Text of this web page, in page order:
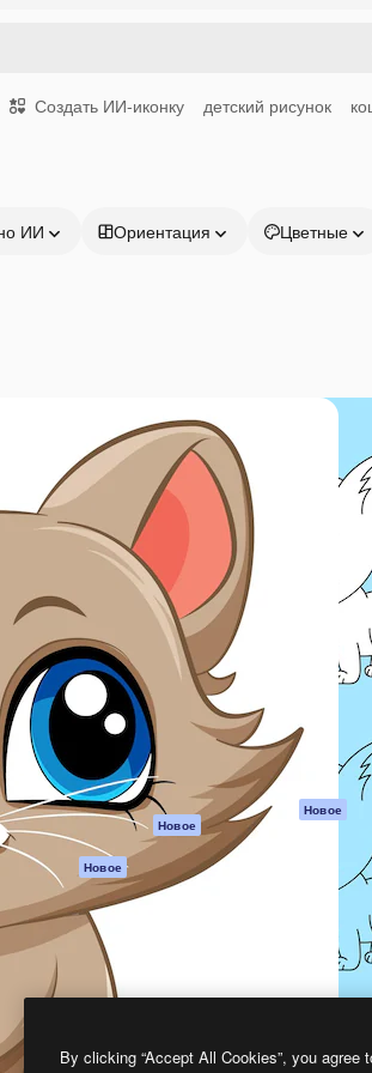
Создать ИИ-иконку детский рисунок
ИИ Ориентация Цветные
Продукция
ИИ-помощник
Генератор
изображений ИИ
Генератор видео
ИИ
Генератор голоса
на основе ИИ
Стоковый контент
MCP для
Claude/ChatGPT
Новое
Агенты Новое
API
Мобильное
приложение
Все инструменты
Magnific
Начать
Academy
Документация по
Пакету ИИ
Служба
поддержки
Условия и
положения
Политика
конфиденциальности
Оригиналы
Новое
Политика файлов
cookie
By clicking “Accept All Cookies”, you